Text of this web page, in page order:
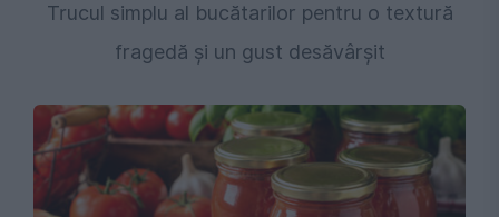
Trucul simplu al bucătarilor pentru o textură
fragedă și un gust desăvârșit